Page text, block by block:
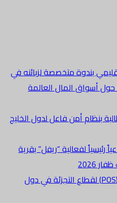
بندوة متخصصة لزبائنه في
حول أسواق المال العالمة
بنظام أمن فاعل لدول الخليج
رئيسياً لفعالية “ريفل” بقرية
2026
زوهو تطلق حل نقاط البيع (POS) لقطاع التجزئة في دول